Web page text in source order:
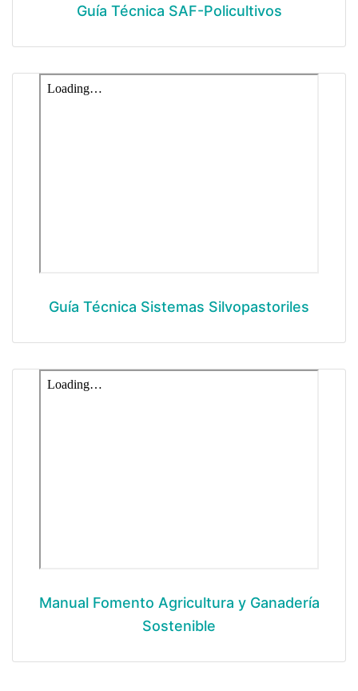
Guía Técnica SAF-Policultivos
Guía Técnica Sistemas Silvopastoriles
Manual Fomento Agricultura y Ganadería
Sostenible